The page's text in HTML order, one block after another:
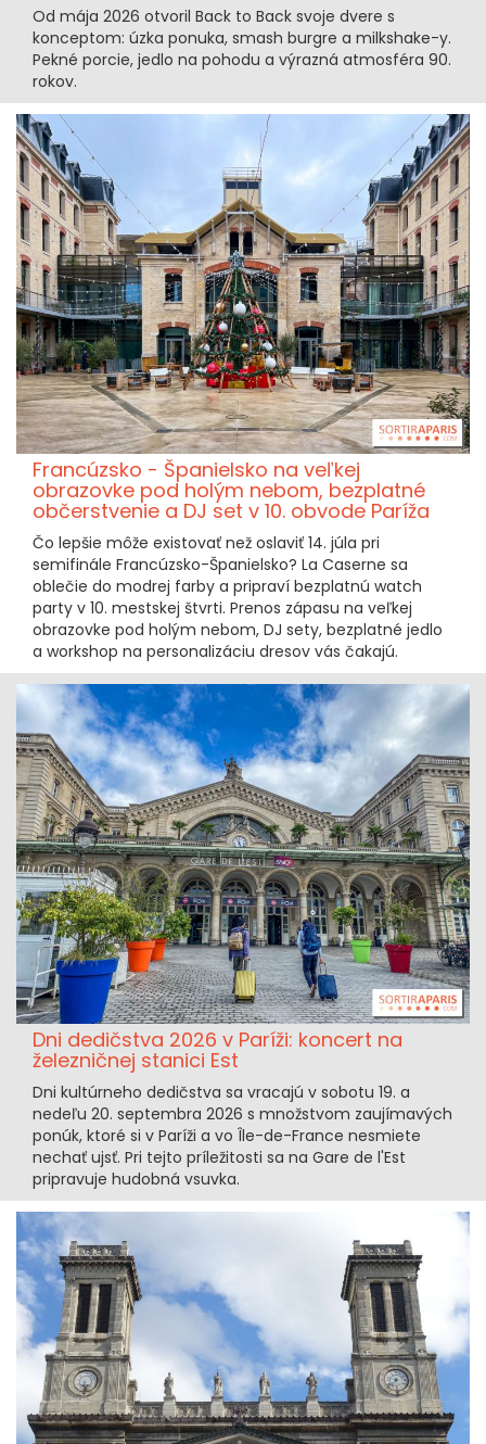
Od mája 2026 otvoril Back to Back svoje dvere s
konceptom: úzka ponuka, smash burgre a milkshake-y.
Pekné porcie, jedlo na pohodu a výrazná atmosféra 90.
rokov.
Francúzsko - Španielsko na veľkej
obrazovke pod holým nebom, bezplatné
občerstvenie a DJ set v 10. obvode Paríža
Čo lepšie môže existovať než oslaviť 14. júla pri
semifinále Francúzsko-Španielsko? La Caserne sa
oblečie do modrej farby a pripraví bezplatnú watch
party v 10. mestskej štvrti. Prenos zápasu na veľkej
obrazovke pod holým nebom, DJ sety, bezplatné jedlo
a workshop na personalizáciu dresov vás čakajú.
Dni dedičstva 2026 v Paríži: koncert na
železničnej stanici Est
Dni kultúrneho dedičstva sa vracajú v sobotu 19. a
nedeľu 20. septembra 2026 s množstvom zaujímavých
ponúk, ktoré si v Paríži a vo Île-de-France nesmiete
nechať ujsť. Pri tejto príležitosti sa na Gare de l'Est
pripravuje hudobná vsuvka.